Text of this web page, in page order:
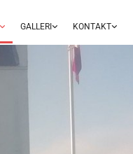
GALLERI KONTAKT